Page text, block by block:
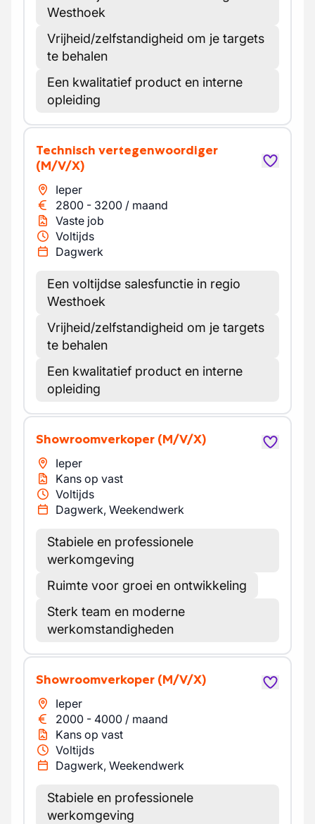
Westhoek
Vrijheid/zelfstandigheid om je targets
te behalen
Een kwalitatief product en interne
opleiding
Technisch vertegenwoordiger
(M/V/X)
Ieper
2800 - 3200 / maand
Vaste job
Voltijds
Dagwerk
Een voltijdse salesfunctie in regio
Westhoek
Vrijheid/zelfstandigheid om je targets
te behalen
Een kwalitatief product en interne
opleiding
Showroomverkoper (M/V/X)
Ieper
Kans op vast
Voltijds
Dagwerk, Weekendwerk
Stabiele en professionele
werkomgeving
Ruimte voor groei en ontwikkeling
Sterk team en moderne
werkomstandigheden
Showroomverkoper (M/V/X)
Ieper
2000 - 4000 / maand
Kans op vast
Voltijds
Dagwerk, Weekendwerk
Stabiele en professionele
werkomgeving